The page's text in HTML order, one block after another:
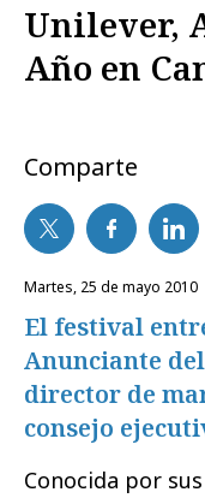
Unilever,
Año en
Comparte
martes, 25 de mayo 2010
El festival
Anunciante
director de
consejo
Conocida por